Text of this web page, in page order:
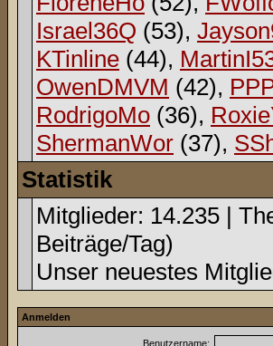
Israel36Q (53),
KTinline (44),
OwenDMVM (42),
RodrigoMo (36),
ShermanWor (37),
Statistik
Mitglieder: 14.235 |
Beiträge/Tag)
Unser neuestes
Anmelden
Benutzername: